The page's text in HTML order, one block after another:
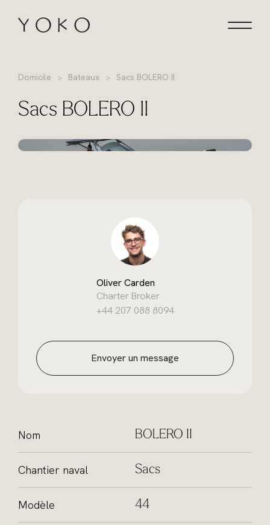
Homepage
Domicile Bateaux Sacs BOLERO II
Sacs BOLERO II
Oliver Carden
Charter Broker
+44 207 088 8094
Envoyer un message
Nom BOLERO II
Chantier naval Sacs
Modèle 44